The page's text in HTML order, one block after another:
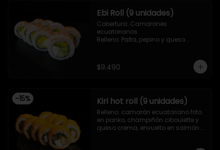
Ebi Roll (9 unidades)
Cobertura: Camarones
ecuatorianos
Relleno: Palta, pepino y queso
$9.490
-15% Kiri hot roll (9 unidades)
Relleno: camarón ecuatoriano frito
en panko, champiñón ciboulette y
queso crema, envuelto en salmón